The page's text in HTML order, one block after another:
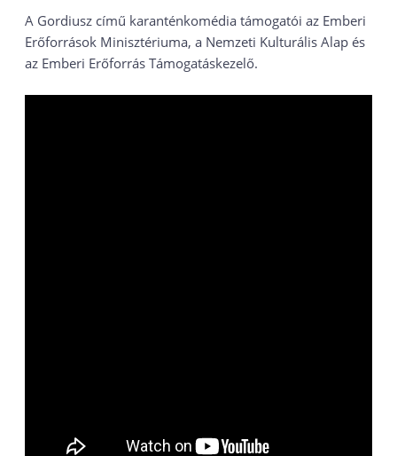
A Gordiusz című karanténkomédia támogatói az Emberi
Erőforrások Minisztériuma, a Nemzeti Kulturális Alap és
az Emberi Erőforrás Támogatáskezelő.